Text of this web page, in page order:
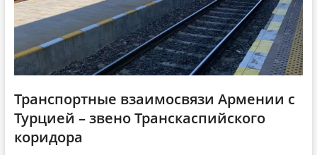
Транспортные взаимосвязи Армении с
Турцией – звено Транскаспийского
коридора